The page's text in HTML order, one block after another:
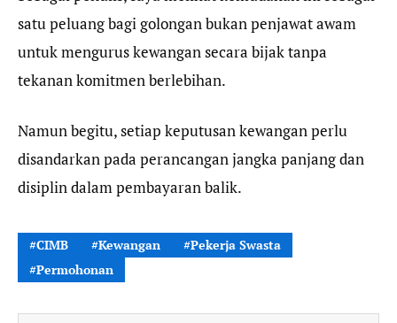
satu peluang bagi golongan bukan penjawat awam
untuk mengurus kewangan secara bijak tanpa
tekanan komitmen berlebihan.
Namun begitu, setiap keputusan kewangan perlu
disandarkan pada perancangan jangka panjang dan
disiplin dalam pembayaran balik.
CIMB Kewangan
Pekerja Swasta
Permohonan